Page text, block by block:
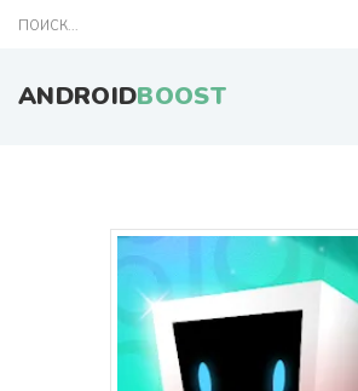
ANDROIDBOOST